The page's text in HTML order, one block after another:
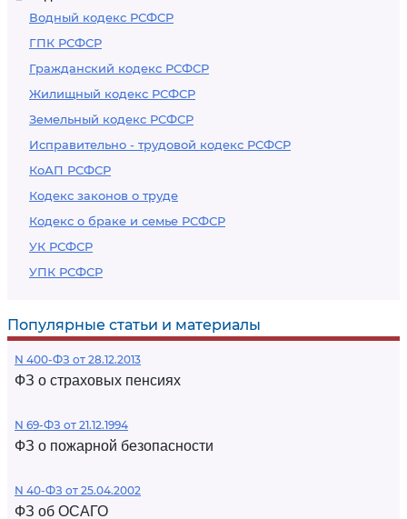
Водный кодекс РСФСР
ГПК РСФСР
Гражданский кодекс РСФСР
Жилищный кодекс РСФСР
Земельный кодекс РСФСР
Исправительно - трудовой кодекс РСФСР
КоАП РСФСР
Кодекс законов о труде
Кодекс о браке и семье РСФСР
УК РСФСР
УПК РСФСР
Популярные статьи и материалы
N 400-ФЗ от 28.12.2013
ФЗ о страховых пенсиях
N 69-ФЗ от 21.12.1994
ФЗ о пожарной безопасности
N 40-ФЗ от 25.04.2002
ФЗ об ОСАГО